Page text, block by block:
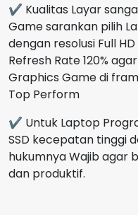
✔ Kualitas Layar
Game sarankan pilih
dengan resolusi Full
Refresh Rate 120%
Graphics Game di
Top Perform
✔ Untuk Laptop
SSD kecepatan tinggi
hukumnya Wajib agar
dan produktif.